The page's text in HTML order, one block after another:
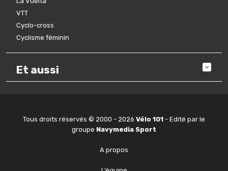
VTT
Cyclo-cross
Cyclisme féminin
Et aussi
Tous droits réservés © 2000 - 2026 Vélo 101 - Edité par le
groupe Navymedia Sport
A propos